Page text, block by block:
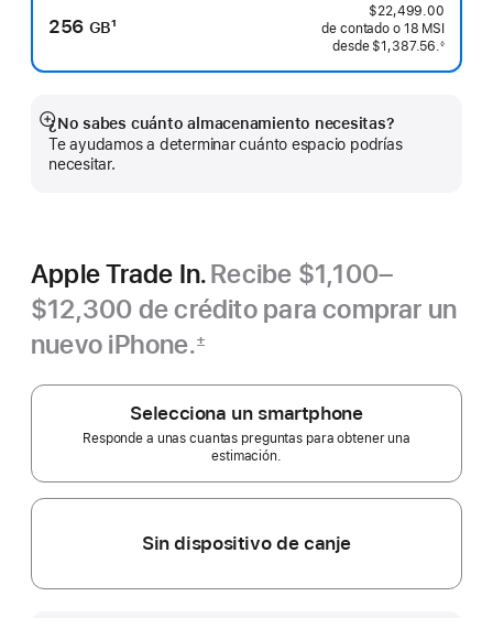
256 GB
al
1
$22,499.00
de contado o 18 MSI
desde $1,387.56.
Nota al pie
◊
¿No sabes cuánto almacenamiento necesitas?
Te ayudamos a determinar cuánto espacio podrías
necesitar.
Mostrar
más
Apple Trade In.Recibe $1,100–
$12,300 de crédito para comprar un
nuevo iPhone.
al
pie
±
Selecciona un smartphone
Responde a unas cuantas preguntas para obtener una
estimación.
Sin dispositivo de canje